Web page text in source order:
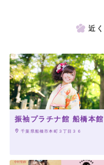
近
振袖プラチナ館 船橋本館
千葉県船橋市本町３丁目３６